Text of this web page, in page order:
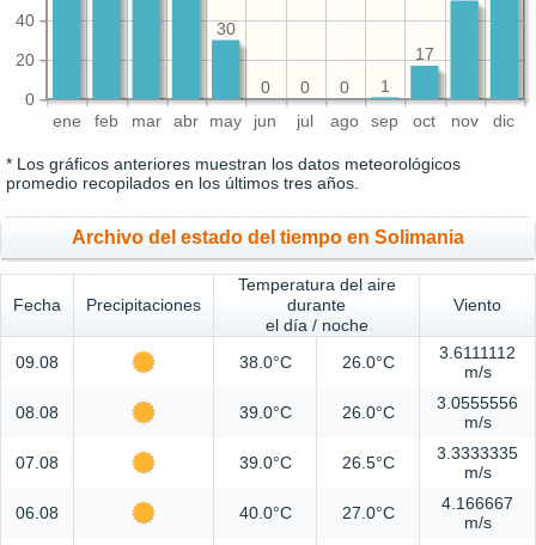
ene feb mar abr may jun jul ago sep oct nov dic
0
20
40
17
1
0
0
0
30
* Los gráficos anteriores muestran los datos meteorológicos
promedio recopilados en los últimos tres años.
Archivo del estado del tiempo en Solimania
Fecha Precipitaciones
Temperatura del aire
durante
el día / noche
Viento
09.08 38.0°C 26.0°C
3.6111112
m/s
08.08 39.0°C 26.0°C
3.0555556
m/s
07.08 39.0°C 26.5°C
3.3333335
m/s
06.08 40.0°C 27.0°C
4.166667
m/s